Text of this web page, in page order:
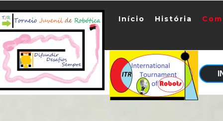
Início História